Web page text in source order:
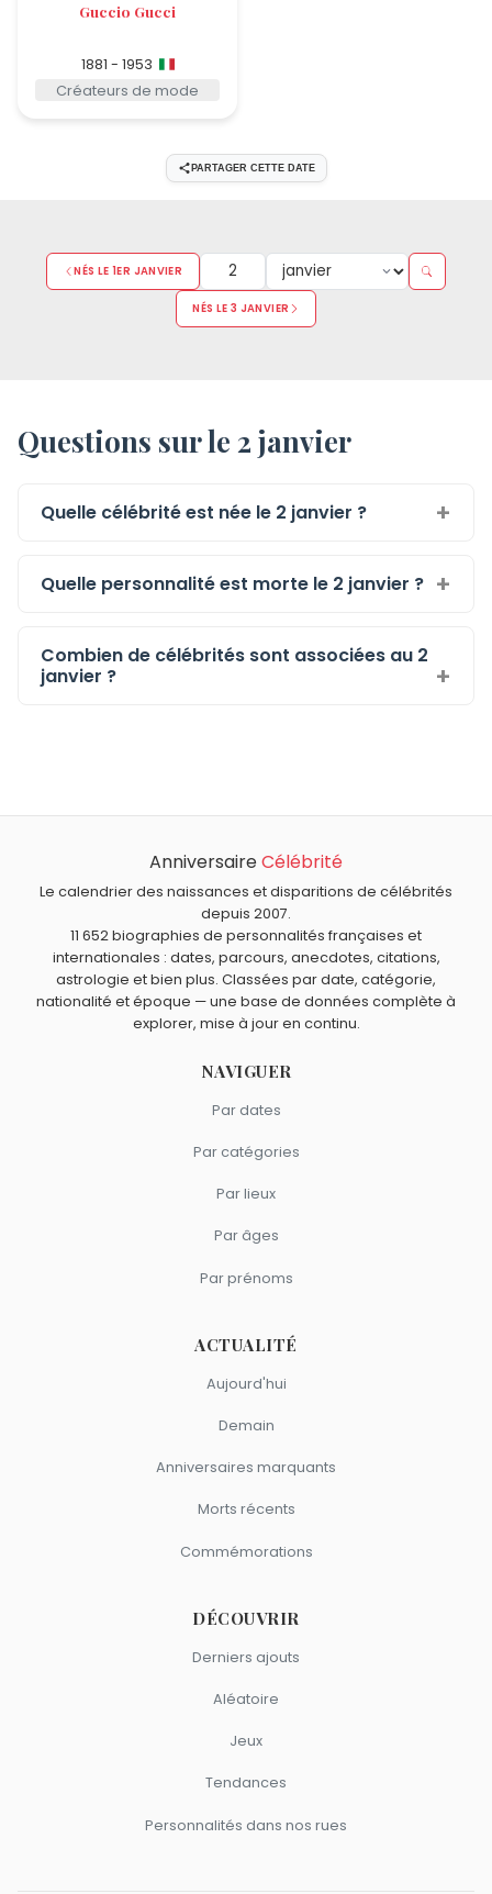
Guccio Gucci
1881 - 1953
Créateurs de mode
PARTAGER CETTE DATE
NÉS LE 1ER JANVIER
NÉS LE 3 JANVIER
Questions sur le 2 janvier
Quelle célébrité est née le 2 janvier ?
Quelle personnalité est morte le 2 janvier ?
Combien de célébrités sont associées au 2
janvier ?
AnniversaireCélébrité
Le calendrier des naissances et disparitions de célébrités
depuis 2007.
11 652 biographies de personnalités françaises et
internationales : dates, parcours, anecdotes, citations,
astrologie et bien plus. Classées par date, catégorie,
nationalité et époque — une base de données complète à
explorer, mise à jour en continu.
NAVIGUER
Par dates
Par catégories
Par lieux
Par âges
Par prénoms
ACTUALITÉ
Aujourd'hui
Demain
Anniversaires marquants
Morts récents
Commémorations
DÉCOUVRIR
Derniers ajouts
Aléatoire
Jeux
Tendances
Personnalités dans nos rues